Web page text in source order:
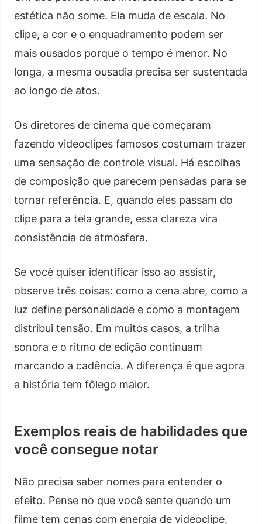
estética não some. Ela muda de escala. No
clipe, a cor e o enquadramento podem ser
mais ousados porque o tempo é menor. No
longa, a mesma ousadia precisa ser sustentada
ao longo de atos.
Os diretores de cinema que começaram
fazendo videoclipes famosos costumam trazer
uma sensação de controle visual. Há escolhas
de composição que parecem pensadas para se
tornar referência. E, quando eles passam do
clipe para a tela grande, essa clareza vira
consistência de atmosfera.
Se você quiser identificar isso ao assistir,
observe três coisas: como a cena abre, como a
luz define personalidade e como a montagem
distribui tensão. Em muitos casos, a trilha
sonora e o ritmo de edição continuam
marcando a cadência. A diferença é que agora
a história tem fôlego maior.
Exemplos reais de habilidades que
você consegue notar
Não precisa saber nomes para entender o
efeito. Pense no que você sente quando um
filme tem cenas com energia de videoclipe,